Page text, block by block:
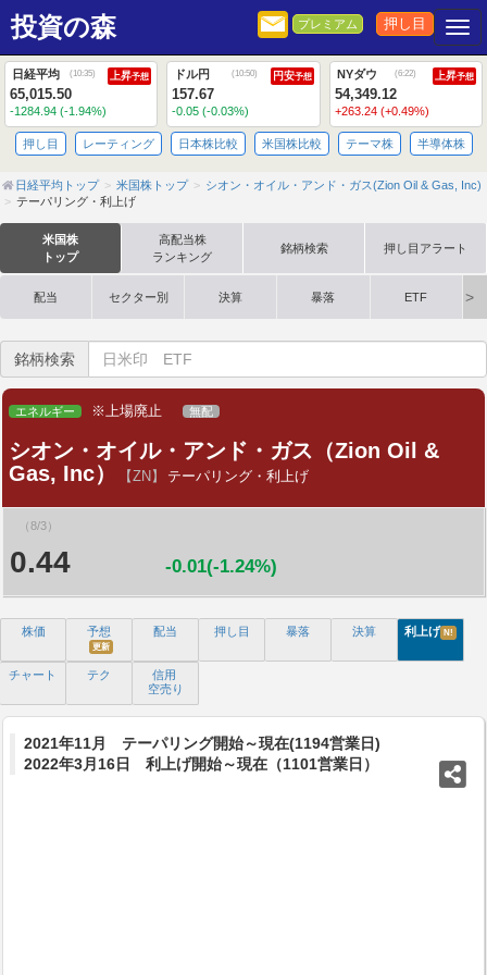
投資の森 プレミアム 押し目
日経平均 (10:35) 上昇予想
65,015.50
-1284.94 (-1.94%)
ドル円 (10:50) 円安予想
157.67
-0.05 (-0.03%)
NYダウ (6:22) 上昇予想
54,349.12
+263.24 (+0.49%)
押し目 レーティング 日本株比較 米国株比較 テーマ株 半導体株
日経平均トップ 米国株トップ
シオン・オイル・アンド・ガス(Zion Oil & Gas, Inc)
テーパリング・利上げ
米国株
トップ
高配当株
ランキング
銘柄検索 押し目アラート
配当 セクター別 決算 暴落 ETF
銘柄検索
エネルギー ※上場廃止 無配
シオン・オイル・アンド・ガス（Zion Oil &
Gas, Inc）
【ZN】 テーパリング・利上げ
（8/3）
0.44 -0.01(-1.24%)
株価 予想
更新
配当 押し目 暴落 決算 利上げ N!
チャート テク
信用
空売り
2021年11月 テーパリング開始～現在(1194営業日)
2022年3月16日 利上げ開始～現在（1101営業日）